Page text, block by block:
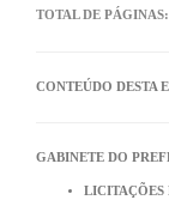
TOTAL DE PÁGINAS:
CONTEÚDO DESTA
GABINETE DO
LICITAÇÕES